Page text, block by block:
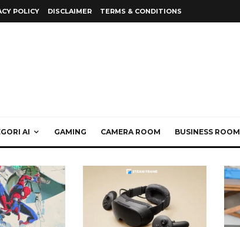
POLICY DISCLAIMER TERMS & CONDITIONS
AI GAMING CAMERA ROOM BUSINESS ROOM